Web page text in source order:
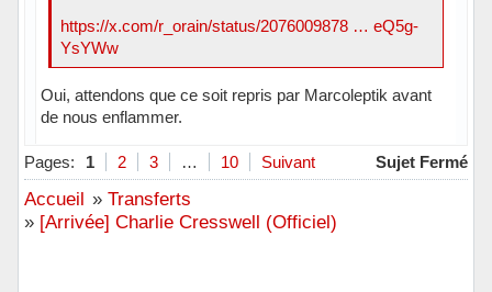
https://x.com/r_orain/status/2076009878 … eQ5g-
YsYWw
Oui, attendons que ce soit repris par Marcoleptik avant
de nous enflammer.
Hors ligne
Pages: 1 2 3 … 10 Suivant Sujet Fermé
Accueil » Transferts
» [Arrivée] Charlie Cresswell (Officiel)